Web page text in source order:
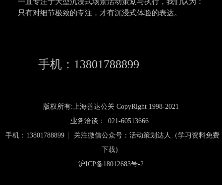
只有对细节极致的专注，才有沉浸式体验的表达。
手机：13801788899
版权所有:上海善达公关 CopyRight 1998-2021
业务洽谈：
021-60513666
手机：13801788899 |
关注微信公众号：活动策划达人（学习资料免费
下载)
沪ICP备18012683号-2